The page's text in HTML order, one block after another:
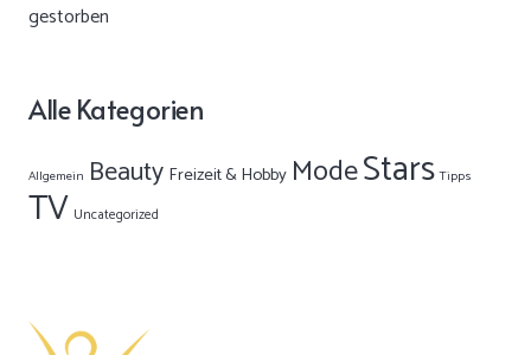
Alle Kategorien
Allgemein Beauty Freizeit & Hobby ModeStars Tipps
TV Uncategorized